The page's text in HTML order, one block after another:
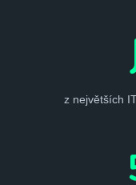
z největších